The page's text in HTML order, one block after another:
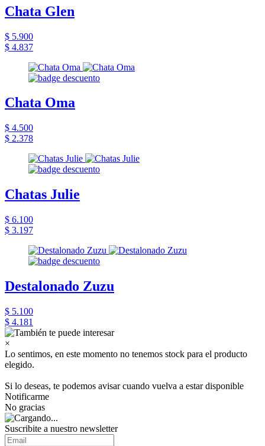
Chata Glen
$ 5.900
$ 4.837
Chata Oma
$ 4.500
$ 2.378
Chatas Julie
$ 6.100
$ 3.197
Destalonado Zuzu
$ 5.100
$ 4.181
×
Lo sentimos, en este momento no tenemos stock para el producto
elegido.
Si lo deseas, te podemos avisar cuando vuelva a estar disponible
Notificarme
No gracias
Suscribite a nuestro newsletter